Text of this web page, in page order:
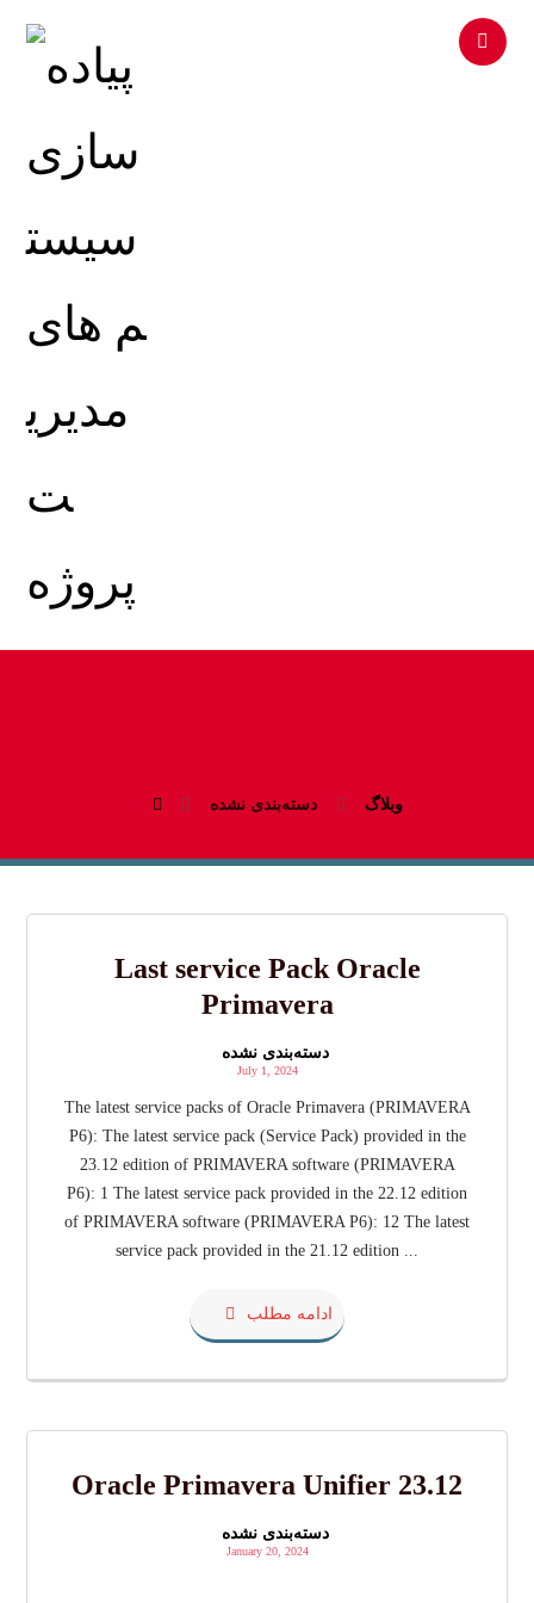
وبلاگ دسته‌بندی نشده
Last service Pack Oracle
Primavera
دسته‌بندی نشده
July 1, 2024
The latest service packs of Oracle Primavera (PRIMAVERA
P6): The latest service pack (Service Pack) provided in the
23.12 edition of PRIMAVERA software (PRIMAVERA
P6): 1 The latest service pack provided in the 22.12 edition
of PRIMAVERA software (PRIMAVERA P6): 12 The latest
service pack provided in the 21.12 edition ...
ادامه مطلب
Oracle Primavera Unifier 23.12
دسته‌بندی نشده
January 20, 2024